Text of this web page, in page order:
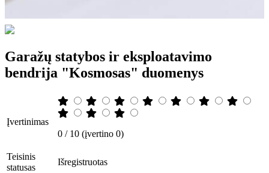
Garažų statybos ir eksploatavimo
bendrija "Kosmosas" duomenys
Įvertinimas
0 / 10 (įvertino 0)
Teisinis
statusas
Išregistruotas